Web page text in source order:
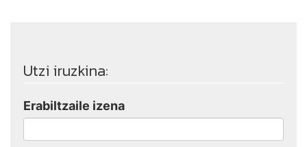
Utzi iruzkina:
Erabiltzaile izena